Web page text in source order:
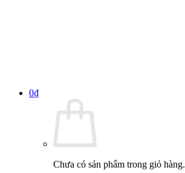
0₫
Chưa có sản phẩm trong giỏ hàng.